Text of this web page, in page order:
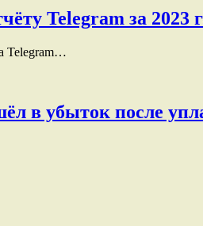
Telegram за 2023
Telegram…
в убыток после